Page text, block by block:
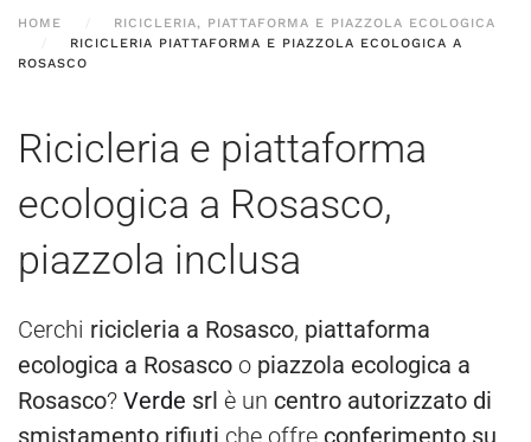
HOME
RICICLERIA, PIATTAFORMA E PIAZZOLA ECOLOGICA
RICICLERIA PIATTAFORMA E PIAZZOLA ECOLOGICA A
ROSASCO
Ricicleria e piattaforma
ecologica a Rosasco,
piazzola inclusa
Cerchi ricicleria a Rosasco, piattaforma
ecologica a Rosasco o piazzola ecologica a
Rosasco? Verde srl è un centro autorizzato di
smistamento rifiuti che offre conferimento su